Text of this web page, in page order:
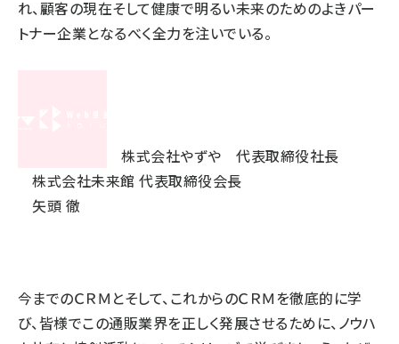
れ、顧客の現在そして健康で明るい未来のためのよきパー
トナー企業となるべく全力を注いでいる。
株式会社やずや 代表取締役社長
株式会社未来館 代表取締役会長
矢頭 徹
今までのＣＲＭとそして、これからのＣＲＭを徹底的に学
び、皆様でこの通販業界を正しく発展させるために、ノウハ